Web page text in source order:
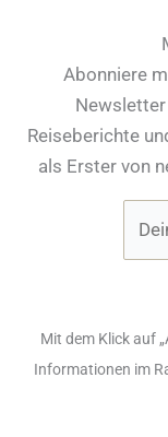
Abonniere
Reiseberichte
als Erster von
Mit dem Klick auf
Informationen im